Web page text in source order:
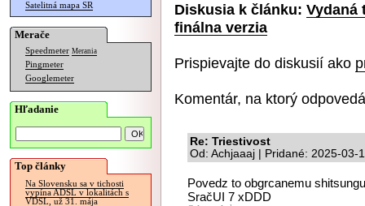
Satelitná mapa SR
Merače
Speedmeter Merania
Pingmeter
Googlemeter
Hľadanie
Top články
Na Slovensku sa v tichosti
vypína ADSL v lokalitách s
VDSL, už 31. mája
Diskusia k článku: Vydaná
finálna verzia
Prispievajte do diskusií ako
Komentár, na ktorý
Re: Triestivost
Od: Achjaaaj | Pridané: 2025-03-
Povedz to obgrcanemu
SračUI 7 xDDD